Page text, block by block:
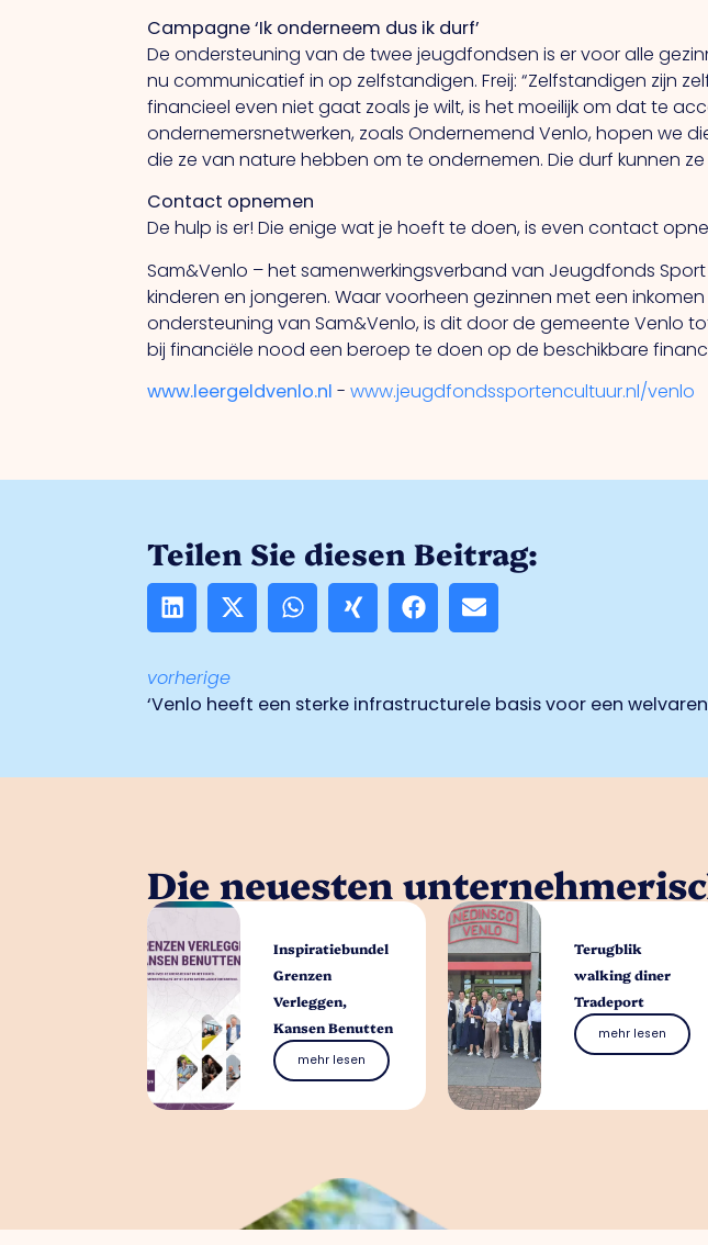
Campagne ‘Ik onderneem dus ik durf’
De ondersteuning van de twee jeugdfondsen is er voor alle
nu communicatief in op zelfstandigen. Freij: “Zelfstandigen zijn
financieel even niet gaat zoals je wilt, is het moeilijk om dat te
ondernemersnetwerken, zoals Ondernemend Venlo, hopen we
die ze van nature hebben om te ondernemen.Diedurf kunnen
Contact opnemen
De hulp is er!Dieenige wat je hoeft te doen, is even contact
Sam&Venlo – het samenwerkingsverband van Jeugdfonds
kinderen en jongeren. Waar voorheen gezinnen met een
ondersteuning van Sam&Venlo, is dit door de gemeente Venlo
bij financiële nood een beroep te doen op de beschikbare
www.leergeldvenlo.nl -www.jeugdfondssportencultuur.nl/venlo
Teilen Sie diesen Beitrag:
vorherige
Die neuesten
Inspiratiebundel
Grenzen
Verleggen,
Kansen Benutten
mehr lesen
Terugblik
walking diner
Tradeport
mehr lesen